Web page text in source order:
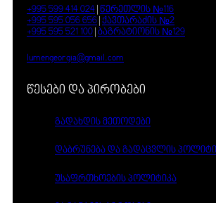
+995 599 414 024 წერეთლის №116
+995 595 056 656 ქავთარაძის №2
+995 595 521 100 ბაგრატიონის №129
lumengeorgia@gmail.com
წესები და პირობები
გადახდის მეთოდები
დაბრუნება და გადაცვლის
უსაფრთხოების პოლიტიკა